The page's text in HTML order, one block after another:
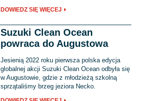
DOWIEDZ SIĘ WIĘCEJ
Suzuki Clean Ocean
powraca do Augustowa
Jesienią 2022 roku pierwsza polska edycja
globalnej akcji Suzuki Clean Ocean odbyła się
w Augustowie, gdzie z młodzieżą szkolną
sprzątaliśmy brzeg jeziora Necko.